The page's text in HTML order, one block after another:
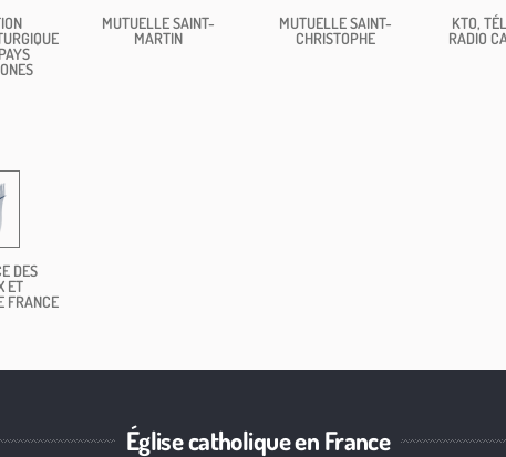
MUTUELLE SAINT-
MARTIN
MUTUELLE SAINT-
CHRISTOPHE
KTO,
RADIO
DES
ET
FRANCE
Église catholique en France